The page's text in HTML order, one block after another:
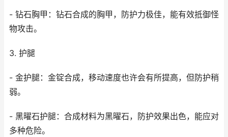
- 钻石胸甲：钻石合成的胸甲，防护力极佳，能有效抵御怪
物攻击。
3. 护腿
- 金护腿：金锭合成，移动速度也许会有所提高，但防护稍
弱。
- 黑曜石护腿：合成材料为黑曜石，防护效果出色，能应对
多种危险。